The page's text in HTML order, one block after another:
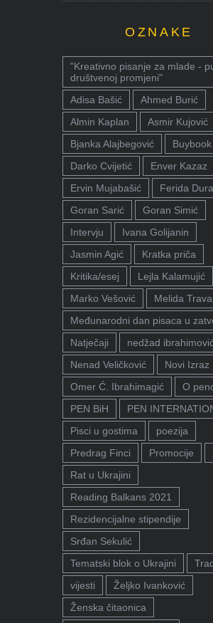
OZNAKE
"Kreativno pisanje za mlade -
društvenoj promjeni"
Adisa Bašić
Ahmed Burić
Almin Kaplan
Asmir Kujović
Bjanka Alajbegović
Buybook
Darko Cvijetić
Enver Kazaz
Ervin Mujabašić
Ferida
Goran Sarić
Goran Simić
Intervju
Ivana Golijanin
Jasmin Agić
Kratka priča
Kritika/esej
Lejla Kalamujić
Marko Vešović
Melida
Međunarodni dan pisaca u
Natječaji
nedžad
Nenad Veličković
Novi Izraz
Omer Ć. Ibrahimagić
O
PEN BiH
PEN
Pisci u gostima
poezija
Predrag Finci
Promocije
Rat u Ukrajini
Reading Balkans 2021
Rezidencijalne stipendije
Srđan Sekulić
Tematski blok o Ukrajini
vijesti
Željko Ivanković
Ženska čitaonica